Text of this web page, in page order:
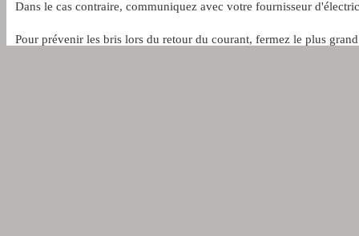
Dans le cas contraire, communiquez avec votre fournisseur
Pour prévenir les bris lors du retour du courant, fermez le plus